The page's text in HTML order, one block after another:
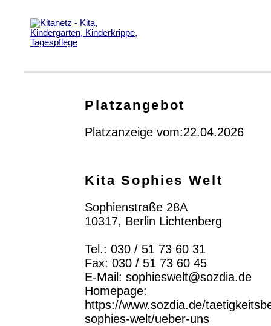
Platzangebot
Platzanzeige vom:22.04.2026
Kita Sophies Welt
Sophienstraße 28A
10317, Berlin Lichtenberg
Tel.: 030 / 51 73 60 31
Fax: 030 / 51 73 60 45
E-Mail: sophieswelt@sozdia.de
Homepage:
https://www.sozdia.de/
sophies-welt/ueber-uns